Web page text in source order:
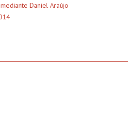
Daniel Araújo